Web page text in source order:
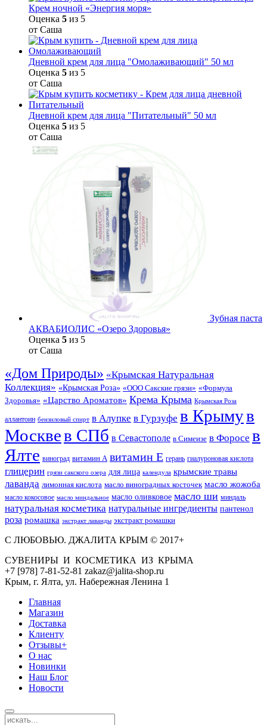
Крем ночной «Энергия моря»
Оценка 5 из 5
от Саша
Дневной крем для лица "Омолаживающий" 50 мл
Оценка 5 из 5
от Саша
Дневной крем для лица "Питательный" 50 мл
Оценка 5 из 5
от Саша
Зубная паста
АКВАБИОЛИС «Озеро Здоровья»
Оценка 5 из 5
от Саша
«Дом Природы» «Крымская Натуральная
Коллекция» «Крымская Роза» «ООО Сакские грязи» «Формула
Здоровья» «Царство Ароматов» Крема Крыма Крымская Роза
аллантоин бензиловый спирт в Алупке в Гурзуфе в Крымув
Москвев СПб в Севастополе в Симеизе в Форосе в
Ялте виноград витамин А витамин Е герань гиалуроновая кислота
глицерин грязи сакского озера для лица календула крымские травы
лаванда лимонная кислота масло виноградных косточек масло жожоба
масло кокосовое масло миндальное масло оливковое масло ши миндаль
натуральная косметика натуральные ингредиенты пантенол
роза ромашка экстракт лаванды экстракт ромашки
С ЛЮБОВЬЮ. ДЖАЛИТА КРЫМ © 2017+
СУВЕНИРЫ И КОСМЕТИКА ИЗ КРЫМА
+7 [978] 7-81-52-81 zakaz@jalita-shop.ru
Крым, г. Ялта, ул. Набережная Ленина 1
Главная
Магазин
Доставка
Клиенту
Отзывы+
О нас
Новинки
Наш Блог
Новости